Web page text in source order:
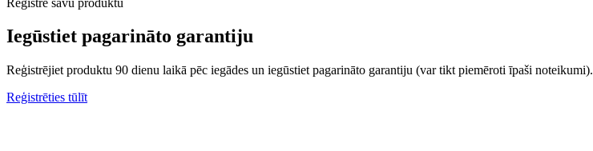
Iegūstiet pagarināto garantiju
Reģistrējiet produktu 90 dienu laikā pēc iegādes un iegūstiet pagarināto garantiju (var tikt piemēroti īpaši noteikumi).
Reģistrēties tūlīt